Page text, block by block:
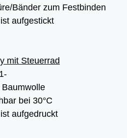
Bänder zum Festbinden
aufgestickt
mit Steuerrad
Baumwolle
bei 30°C
aufgedruckt